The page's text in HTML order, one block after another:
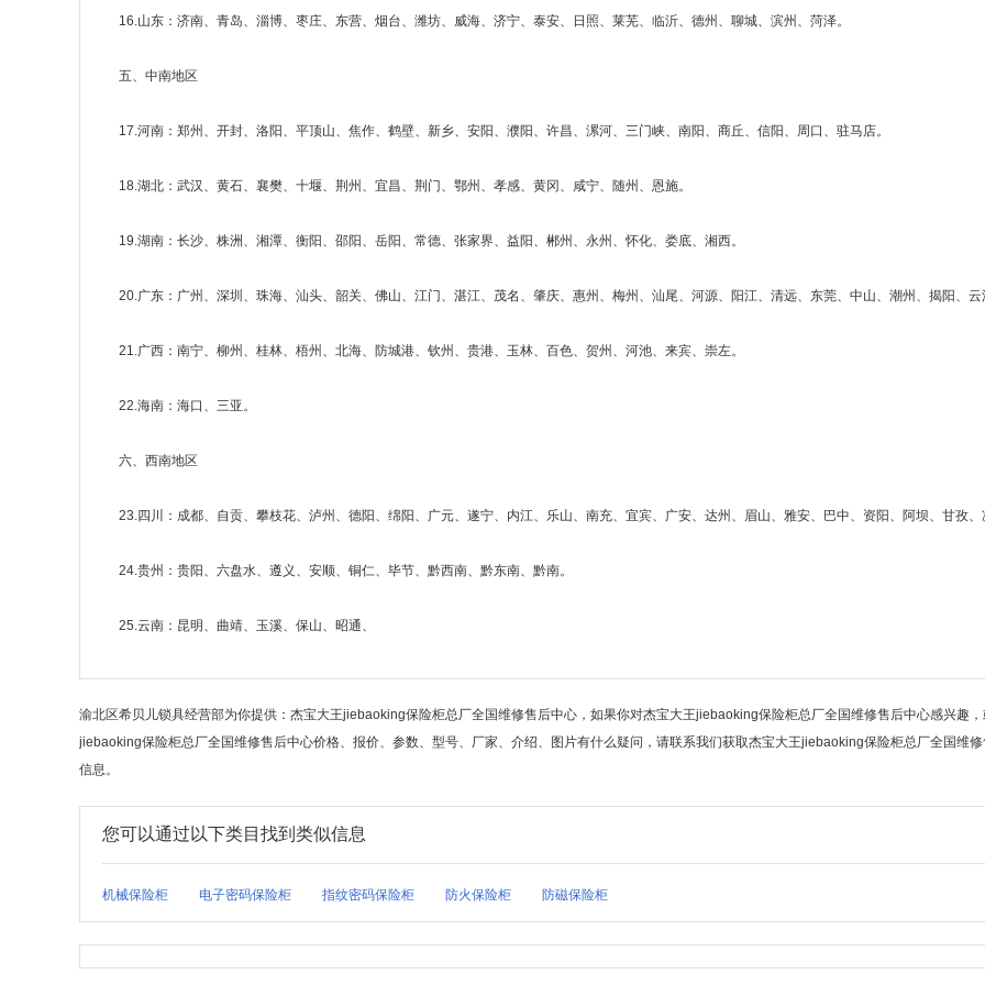
16.山东：济南、青岛、淄博、枣庄、东营、烟台、潍坊、威海、济宁、泰安、日照、莱芜、临沂、德州、聊城、滨州、菏泽。
五、中南地区
17.河南：郑州、开封、洛阳、平顶山、焦作、鹤壁、新乡、安阳、濮阳、许昌、漯河、三门峡、南阳、商丘、信阳、周口、驻马店。
18.湖北：武汉、黄石、襄樊、十堰、荆州、宜昌、荆门、鄂州、孝感、黄冈、咸宁、随州、恩施。
19.湖南：长沙、株洲、湘潭、衡阳、邵阳、岳阳、常德、张家界、益阳、郴州、永州、怀化、娄底、湘西。
20.广东：广州、深圳、珠海、汕头、韶关、佛山、江门、湛江、茂名、肇庆、惠州、梅州、汕尾、河源、阳江、清远、东莞、中山、潮州、揭阳、云
21.广西：南宁、柳州、桂林、梧州、北海、防城港、钦州、贵港、玉林、百色、贺州、河池、来宾、崇左。
22.海南：海口、三亚。
六、西南地区
23.四川：成都、自贡、攀枝花、泸州、德阳、绵阳、广元、遂宁、内江、乐山、南充、宜宾、广安、达州、眉山、雅安、巴中、资阳、阿坝、甘孜、
24.贵州：贵阳、六盘水、遵义、安顺、铜仁、毕节、黔西南、黔东南、黔南。
25.云南：昆明、曲靖、玉溪、保山、昭通、
渝北区希贝儿锁具经营部为你提供：杰宝大王jiebaoking保险柜总厂全国维修售后中心，如果你对杰宝大王jiebaoking保险柜总厂全国维修售后中心感兴趣
jiebaoking保险柜总厂全国维修售后中心价格、报价、参数、型号、厂家、介绍、图片有什么疑问，请联系我们获取杰宝大王jiebaoking保险柜总厂全国维
信息。
您可以通过以下类目找到类似信息
机械保险柜 电子密码保险柜 指纹密码保险柜 防火保险柜 防磁保险柜